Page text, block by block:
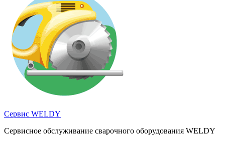
Сервис WELDY
Сервисное обслуживание сварочного оборудования WELDY